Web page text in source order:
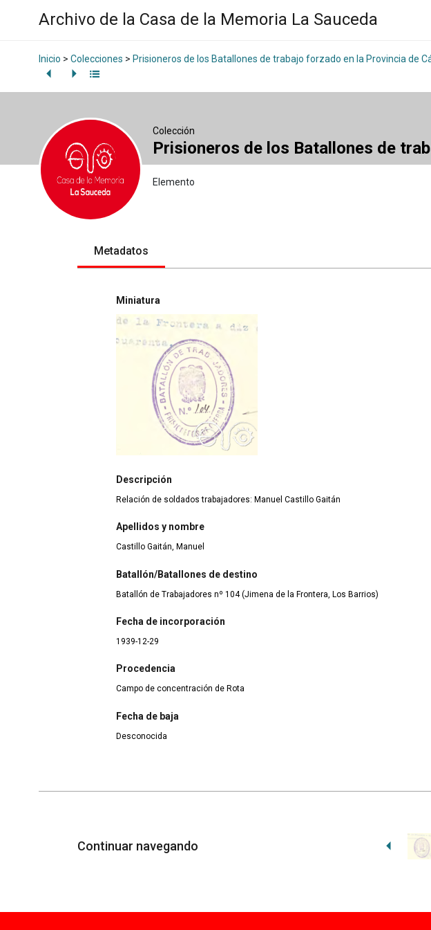
Archivo de la Casa de la Memoria La Sauceda
Inicio > Colecciones > Prisioneros de los Batallones de trabajo forzado en la Provincia de
Colección
Prisioneros de los Batallones de
Elemento
Metadatos
Miniatura
Descripción
Relación de soldados trabajadores: Manuel Castillo Gaitán
Apellidos y nombre
Castillo Gaitán, Manuel
Batallón/Batallones de destino
Batallón de Trabajadores nº 104 (Jimena de la Frontera, Los Barrios)
Fecha de incorporación
1939-12-29
Procedencia
Campo de concentración de Rota
Fecha de baja
Desconocida
Continuar navegando